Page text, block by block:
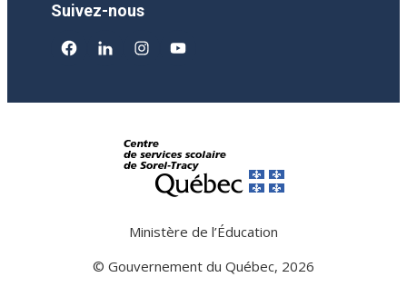
Suivez-nous
facebooklinkedininstagramyoutube
Ministère de l’Éducation
© Gouvernement du Québec, 2026